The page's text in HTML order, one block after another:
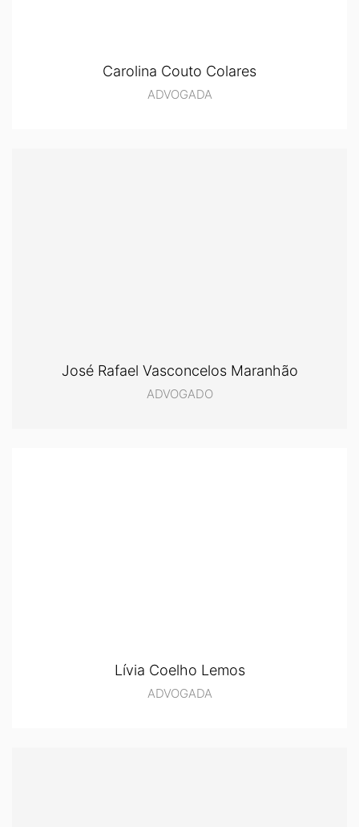
Carolina Couto Colares
ADVOGADA
José Rafael Vasconcelos Maranhão
ADVOGADO
Lívia Coelho Lemos
ADVOGADA